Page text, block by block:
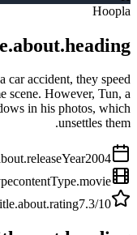
Hoopla
car accident, they speed
scene. However, Tun, a
in his photos, which
unsettles them.
2004
contentType.movie
7.3/10